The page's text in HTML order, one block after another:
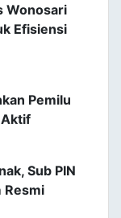
Wonosari
Efisiensi
Pemilu
Sub PIN
Resmi